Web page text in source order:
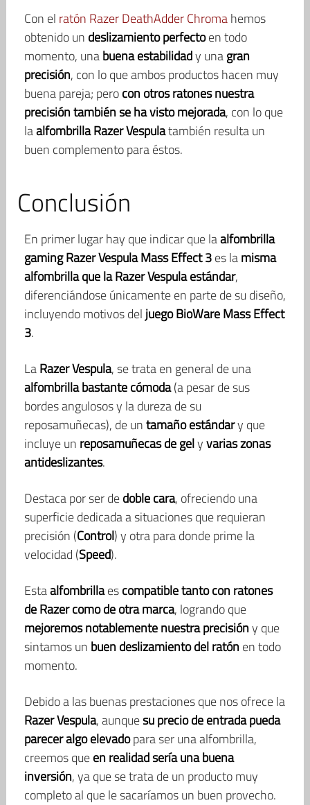
Con el ratón Razer DeathAdder Chromahemos
obtenido un deslizamiento perfectoen todo
momento, unabuena estabilidady unagran
precisión, con lo que ambos productos hacen muy
buena pareja; perocon otros ratones nuestra
precisión también se ha visto mejorada, con lo que
laalfombrilla Razer Vespulatambién resulta un
buen complemento para éstos.
Conclusión
En primer lugar hay que indicar que laalfombrilla
gaming Razer Vespula Mass Effect 3es lamisma
alfombrilla que la Razer Vespula estándar,
diferenciándose únicamente en parte de su diseño,
incluyendo motivos del juego BioWare Mass Effect
3.
LaRazer Vespula, se trata en general de una
alfombrilla bastante cómoda(a pesar de sus
bordes angulosos y la dureza de su
reposamuñecas), de untamaño estándary que
incluye un reposamuñecas de gelyvarias zonas
antideslizantes.
Destaca por ser dedoble cara, ofreciendo una
superficie dedicada a situaciones que requieran
precisión (Control) y otra para donde prime la
velocidad (Speed).
Estaalfombrillaescompatible tanto con ratones
de Razer como de otra marca, logrando que
mejoremos notablemente nuestra precisióny que
sintamos un buen deslizamiento del ratónen todo
momento.
Debido a las buenas prestaciones que nos ofrece la
Razer Vespula, aunquesu precio de entrada pueda
parecer algo elevadopara ser una alfombrilla,
creemos queen realidad sería una buena
inversión, ya que se trata de un producto muy
completo al que le sacaríamos un buen provecho.